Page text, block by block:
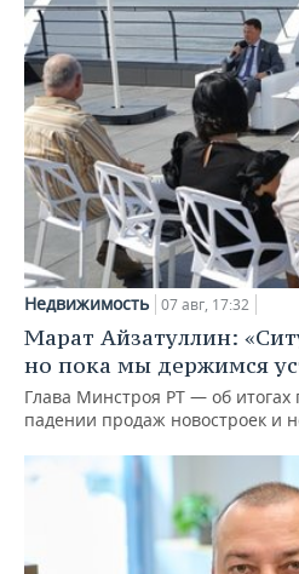
Недвижимость 07 авг, 17:32
Марат Айзатуллин:
но пока мы держимся
Глава Минстроя РТ — об итогах
падении продаж новостроек и